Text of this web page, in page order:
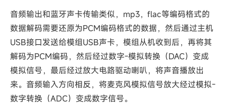
音频输出和蓝牙声卡传输类似，mp3，flac等编码格式的
数据解码需要还原为PCM编码格式的数据，然后通过主机
USB接口发送给模组USB声卡，模组从机收到后，再将其
解码为PCM编码，然后经过数字-模拟转换（DAC）变成
模拟信号，最后经过放大电路驱动喇叭，将声音播放出
来。音频输入方向相反，将麦克风模拟信号放大经过模拟-
数字转换（ADC）变成数字信号。